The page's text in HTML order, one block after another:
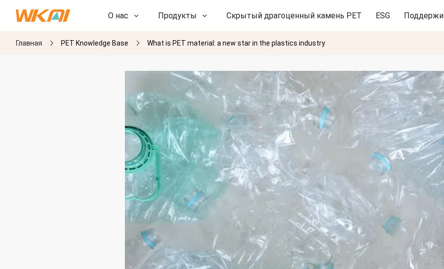
О нас Продукты Скрытый драгоценный камень PET ESG
НИОКР
Главная PET Knowledge Base What is PET material: a new star in the plastics industry